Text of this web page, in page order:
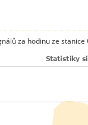
za hodinu ze